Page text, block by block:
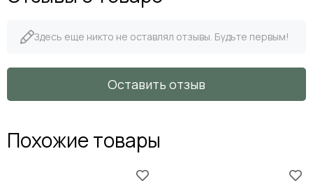
Здесь еще никто не оставлял отзывы. Будьте первым!
Оставить отзыв
Похожие товары